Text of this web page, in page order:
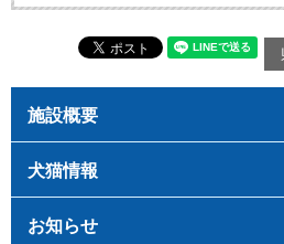
施設概要
犬猫情報
お知らせ